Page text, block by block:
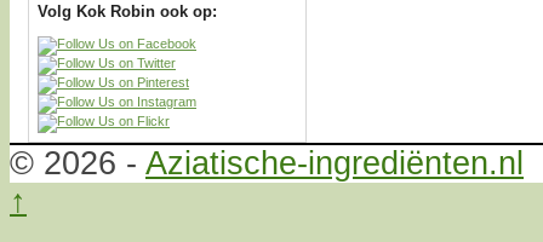
Volg Kok Robin ook op:
© 2026 - Aziatische-ingrediënten.nl
↑